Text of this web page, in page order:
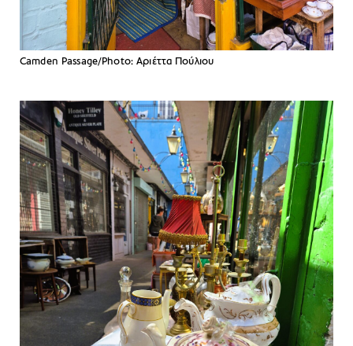
Camden Passage/Photo: Aριέττα Πούλιου